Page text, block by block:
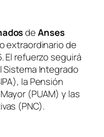
deAnses
extraordinario de
El refuerzo seguirá
Integrado
la Pensión
(PUAM) y las
(PNC).